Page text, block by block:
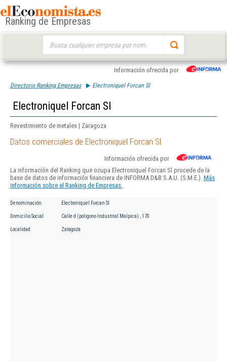
Ranking de Empresas
Información ofrecida por
Directorio Ranking Empresas Electroniquel Forcan Sl
Electroniquel Forcan Sl
Revestimiento de metales | Zaragoza
Datos comerciales de Electroniquel Forcan Sl
Información ofrecida por
La información del Ranking que ocupa Electroniquel Forcan Sl procede de la
base de datos de información financiera de INFORMA D&B S.A.U. (S.M.E.). Más
información sobre el Ranking de Empresas.
Denominación Electroniquel Forcan Sl
Domicilio Social Calle d (poligono Industrial Malpica) , 170
Localidad Zaragoza